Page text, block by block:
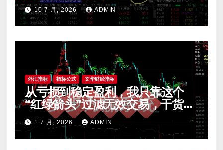
10 7 月, 2026 ADMIN
外汇指标 指标公式 文华财经指标
从亏损到稳定盈利，我只靠这个
“红绿箭头”过滤无效交易，干货全
公开 mt4指标
1 7 月, 2026 ADMIN